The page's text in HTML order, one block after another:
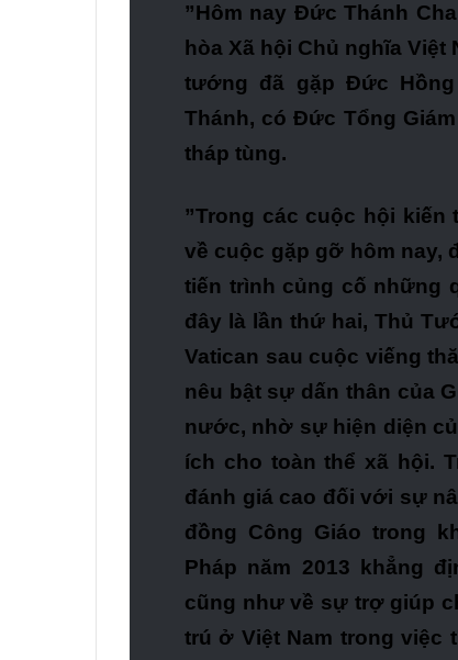
”Hôm nay Đức Thánh
hòa Xã hội Chủ nghĩa Việt
tướng đã gặp Đức
Thánh, có Đức Tổng
tháp tùng.
”Trong các cuộc hội kiến
về cuộc gặp gỡ hôm nay,
tiến trình củng cố những
đây là lần thứ hai, Thủ
Vatican sau cuộc viếng
nêu bật sự dấn thân của
nước, nhờ sự hiện diện
ích cho toàn thể xã hội.
đánh giá cao đối với sự
đồng Công Giáo trong
Pháp năm 2013 khẳng
cũng như về sự trợ giúp
trú ở Việt Nam trong việc